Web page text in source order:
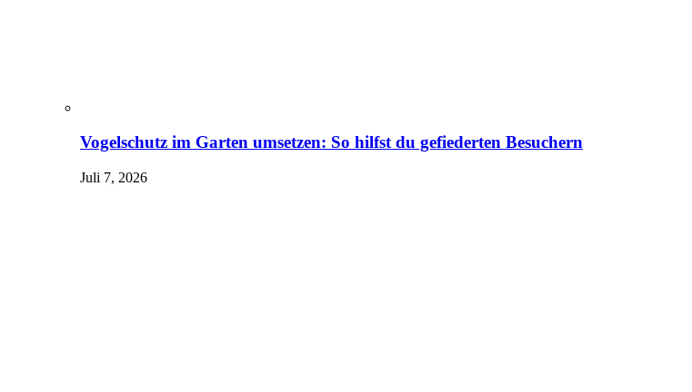
Vogelschutz im Garten umsetzen: So hilfst du gefiederten Besuchern
Juli 7, 2026